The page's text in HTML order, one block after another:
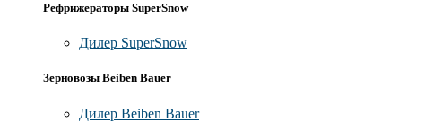
Рефрижераторы SuperSnow
Дилер SuperSnow
Зерновозы Beiben Bauer
Дилер Beiben Bauer